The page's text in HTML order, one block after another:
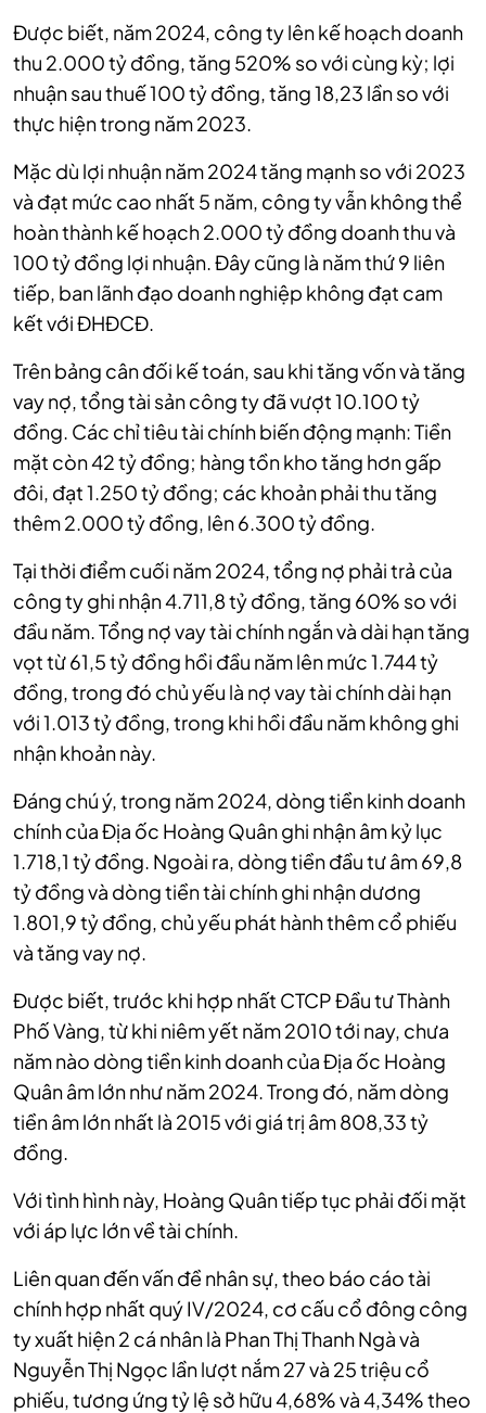
Được biết, năm 2024, công ty lên kế hoạch doanh
thu 2.000 tỷ đồng, tăng 520% so với cùng kỳ; lợi
nhuận sau thuế 100 tỷ đồng, tăng 18,23 lần so với
thực hiện trong năm 2023.
Mặc dù lợi nhuận năm 2024 tăng mạnh so với 2023
và đạt mức cao nhất 5 năm, công ty vẫn không thể
hoàn thành kế hoạch 2.000 tỷ đồng doanh thu và
100 tỷ đồng lợi nhuận. Đây cũng là năm thứ 9 liên
tiếp, ban lãnh đạo doanh nghiệp không đạt cam
kết với ĐHĐCĐ.
Trên bảng cân đối kế toán, sau khi tăng vốn và tăng
vay nợ, tổng tài sản công ty đã vượt 10.100 tỷ
đồng. Các chỉ tiêu tài chính biến động mạnh: Tiền
mặt còn 42 tỷ đồng; hàng tồn kho tăng hơn gấp
đôi, đạt 1.250 tỷ đồng; các khoản phải thu tăng
thêm 2.000 tỷ đồng, lên 6.300 tỷ đồng.
Tại thời điểm cuối năm 2024, tổng nợ phải trả của
công ty ghi nhận 4.711,8 tỷ đồng, tăng 60% so với
đầu năm. Tổng nợ vay tài chính ngắn và dài hạn tăng
vọt từ 61,5 tỷ đồng hồi đầu năm lên mức 1.744 tỷ
đồng, trong đó chủ yếu là nợ vay tài chính dài hạn
với 1.013 tỷ đồng, trong khi hồi đầu năm không ghi
nhận khoản này.
Đáng chú ý, trong năm 2024, dòng tiền kinh doanh
chính của Địa ốc Hoàng Quân ghi nhận âm kỷ lục
1.718,1 tỷ đồng. Ngoài ra, dòng tiền đầu tư âm 69,8
tỷ đồng và dòng tiền tài chính ghi nhận dương
1.801,9 tỷ đồng, chủ yếu phát hành thêm cổ phiếu
và tăng vay nợ.
Được biết, trước khi hợp nhất CTCP Đầu tư Thành
Phố Vàng, từ khi niêm yết năm 2010 tới nay, chưa
năm nào dòng tiền kinh doanh của Địa ốc Hoàng
Quân âm lớn như năm 2024. Trong đó, năm dòng
tiền âm lớn nhất là 2015 với giá trị âm 808,33 tỷ
đồng.
Với tình hình này, Hoàng Quân tiếp tục phải đối mặt
với áp lực lớn về tài chính.
Liên quan đến vấn đề nhân sự, theo báo cáo tài
chính hợp nhất quý IV/2024, cơ cấu cổ đông công
ty xuất hiện 2 cá nhân là Phan Thị Thanh Ngà và
Nguyễn Thị Ngọc lần lượt nắm 27 và 25 triệu cổ
phiếu, tương ứng tỷ lệ sở hữu 4,68% và 4,34% theo